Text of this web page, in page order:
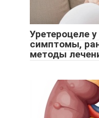
Уретероцеле
симптомы,
методы